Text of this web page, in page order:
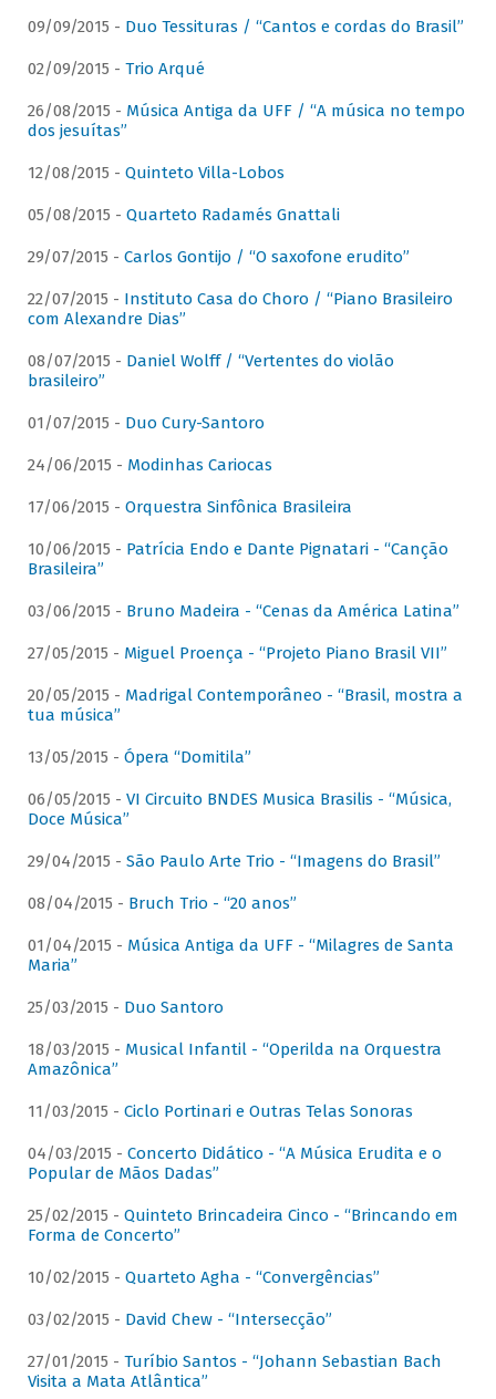
09/09/2015 - Duo Tessituras / “Cantos e cordas do Brasil”
02/09/2015 - Trio Arqué
26/08/2015 - Música Antiga da UFF / “A música no tempo
dos jesuítas”
12/08/2015 - Quinteto Villa-Lobos
05/08/2015 - Quarteto Radamés Gnattali
29/07/2015 - Carlos Gontijo / “O saxofone erudito”
22/07/2015 - Instituto Casa do Choro / “Piano Brasileiro
com Alexandre Dias”
08/07/2015 - Daniel Wolff / “Vertentes do violão
brasileiro”
01/07/2015 - Duo Cury-Santoro
24/06/2015 - Modinhas Cariocas
17/06/2015 - Orquestra Sinfônica Brasileira
10/06/2015 - Patrícia Endo e Dante Pignatari - “Canção
Brasileira”
03/06/2015 - Bruno Madeira - “Cenas da América Latina”
27/05/2015 - Miguel Proença - “Projeto Piano Brasil VII”
20/05/2015 - Madrigal Contemporâneo - “Brasil, mostra a
tua música”
13/05/2015 - Ópera “Domitila”
06/05/2015 - VI Circuito BNDES Musica Brasilis - “Música,
Doce Música”
29/04/2015 - São Paulo Arte Trio - “Imagens do Brasil”
08/04/2015 - Bruch Trio - “20 anos”
01/04/2015 - Música Antiga da UFF - “Milagres de Santa
Maria”
25/03/2015 - Duo Santoro
18/03/2015 - Musical Infantil - “Operilda na Orquestra
Amazônica”
11/03/2015 - Ciclo Portinari e Outras Telas Sonoras
04/03/2015 - Concerto Didático - “A Música Erudita e o
Popular de Mãos Dadas”
25/02/2015 - Quinteto Brincadeira Cinco - “Brincando em
Forma de Concerto”
10/02/2015 - Quarteto Agha - “Convergências”
03/02/2015 - David Chew - “Intersecção”
27/01/2015 - Turíbio Santos - “Johann Sebastian Bach
Visita a Mata Atlântica”